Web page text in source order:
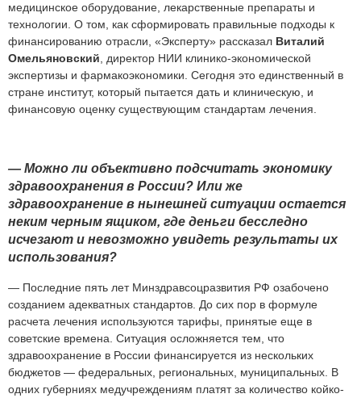
медицинское оборудование, лекарственные препараты и
технологии. О том, как сформировать правильные подходы к
финансированию отрасли, «Эксперту» рассказал Виталий
Омельяновский , директор НИИ клинико-экономической
экспертизы и фармакоэкономики. Сегодня это единственный в
стране институт, который пытается дать и клиническую, и
финансовую оценку существующим стандартам лечения.
— Можноли объективно подсчитать экономику
здравоохранения в России? Или же
здравоохранение в нынешней ситуации остается
неким черным ящиком, где деньги бесследно
исчезают и невозможно увидеть результаты их
использования?
— Последние пять лет Минздравсоцразвития РФ озабочено
созданием адекватных стандартов. До сих пор в формуле
расчета лечения используются тарифы, принятые еще в
советские времена. Ситуация осложняется тем, что
здравоохранение в России финансируется из нескольких
бюджетов — федеральных, региональных, муниципальных. В
одних губерниях медучреждениям платят за количество койко-